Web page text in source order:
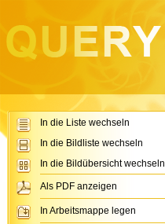
In die Liste wechseln
In die Bildliste wechseln
In die Bildübersicht wechseln
Als PDF anzeigen
In Arbeitsmappe legen